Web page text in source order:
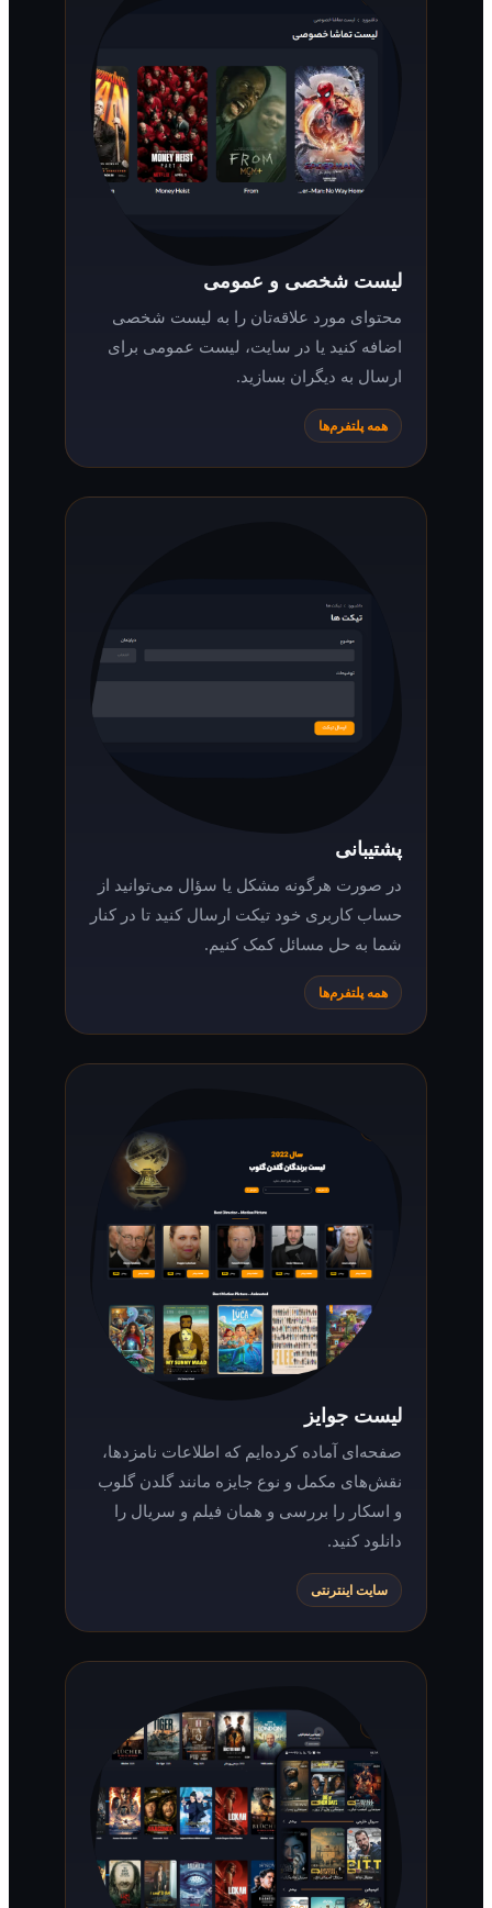
لیست شخصی و عمومی
محتوای مورد علاقه‌تان را به لیست شخصی
اضافه کنید یا در سایت، لیست عمومی برای
ارسال به دیگران بسازید.
همه پلتفرم‌ها
در صورت هرگونه مشکل یا سؤال می‌توانید از
حساب کاربری خود تیکت ارسال کنید تا در کنار
شما به حل مسائل کمک کنیم.
همه پلتفرم‌ها
لیست جوایز
صفحه‌ای آماده کرده‌ایم که اطلاعات نامزدها،
نقش‌های مکمل و نوع جایزه مانند گلدن گلوب
و اسکار را بررسی و همان فیلم و سریال را
سایت اینترنتی